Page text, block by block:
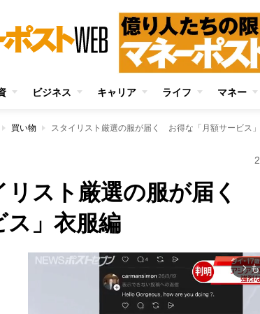
ビジネス キャリア ライフ マネー
買い物 スタイリスト厳選の服が届く お得な「月額サービス
リスト厳選の服が届く
ス」衣服編
arrow_forward_ios